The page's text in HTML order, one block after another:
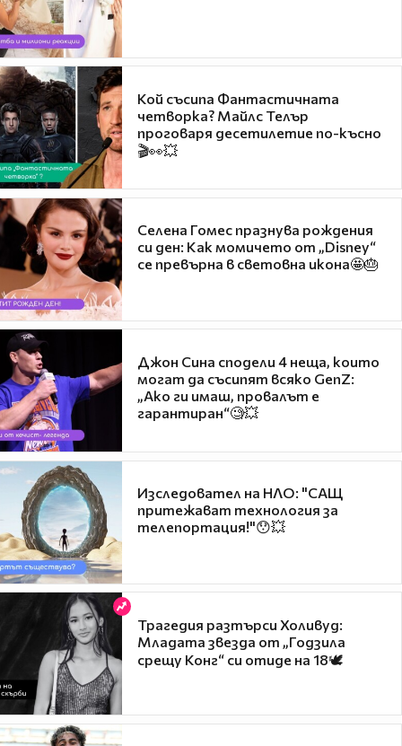
Кой съсипа Фантастичната
четворка? Майлс Телър
проговаря десетилетие по-късно
🎬👀💥
Селена Гомес празнува рождения
си ден: Как момичето от „Disney“
се превърна в световна икона🤩🎂
Джон Сина сподели 4 неща, които
могат да съсипят всяко GenZ:
„Ако ги имаш, провалът е
гарантиран“🧐💥
Изследовател на НЛО: "САЩ
притежават технология за
телепортация!"😯💥
Трагедия разтърси Холивуд:
Младата звезда от „Годзила
срещу Конг“ си отиде на 18🕊️